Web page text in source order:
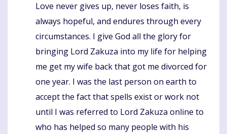
Komentaras
Love never gives up, never loses faith, is
always hopeful, and endures through every
circumstances. I give God all the glory for
bringing Lord Zakuza into my life for helping
me get my wife back that got me divorced for
one year. I was the last person on earth to
accept the fact that spells exist or work not
until I was referred to Lord Zakuza online to
who has helped so many people with his